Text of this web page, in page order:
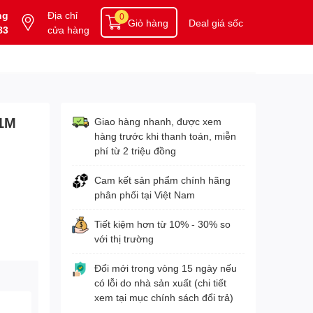
Địa chỉ
cửa hàng
Giỏ hàng
0 Deal giá sốc
Giao hàng nhanh, được xem
hàng trước khi thanh toán, miễn
phí từ 2 triệu đồng
Cam kết sản phẩm chính hãng
phân phối tại Việt Nam
Tiết kiệm hơn từ 10% - 30% so
với thị trường
Đổi mới trong vòng 15 ngày nếu
có lỗi do nhà sản xuất (chi tiết
xem tại mục chính sách đổi trả)